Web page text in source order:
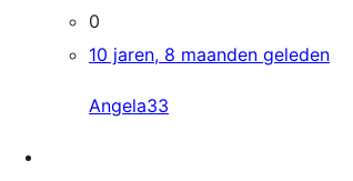
0
10 jaren, 8 maanden geleden
Angela33